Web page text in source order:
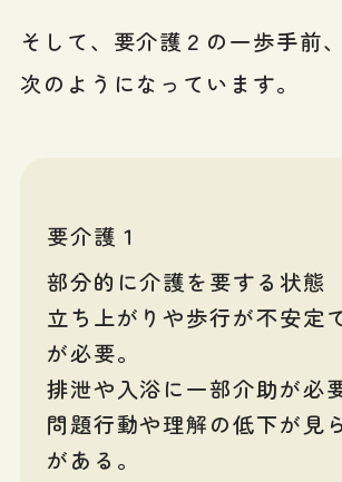
そして、要介護２の一歩手前
次のようになっています。
要介護１
部分的に介護を要する状態
立ち上がりや歩行が不安定
が必要。
排泄や入浴に一部介助が必要
問題行動や理解の低下が見
がある。